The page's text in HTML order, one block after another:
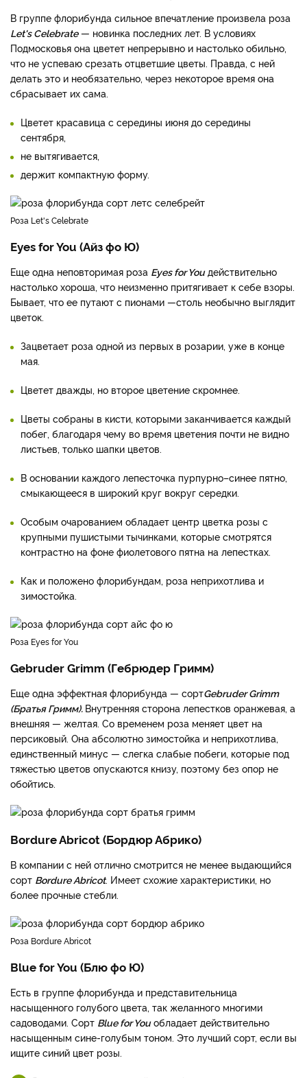
В группе флорибунда сильное впечатление произвела роза
Let's Celebrate— новинка последних лет. В условиях
Подмосковья она цветет непрерывно и настолько обильно,
что не успеваю срезать отцветшие цветы. Правда, с ней
делать это и необязательно, через некоторое время она
сбрасывает их сама.
Цветет красавица с середины июня до середины
сентября,
не вытягивается,
держит компактную форму.
Роза Let's Celebrate
Eyes for You (Айз фо Ю)
Еще одна неповторимая роза Eyes for Youдействительно
настолько хороша, что неизменно притягивает к себе взоры.
Бывает, что ее путают с пионами —столь необычно выглядит
цветок.
Зацветает роза одной из первых в розарии, уже в конце
мая.
Цветет дважды, но второе цветение скромнее.
Цветы собраны в кисти, которыми заканчивается каждый
побег, благодаря чему во время цветения почти не видно
листьев, только шапки цветов.
В основании каждого лепесточка пурпурно–синее пятно,
смыкающееся в широкий круг вокруг середки.
Особым очарованием обладает центр цветка розы с
крупными пушистыми тычинками, которые смотрятся
контрастно на фоне фиолетового пятна на лепестках.
Как и положено флорибундам, роза неприхотлива и
зимостойка.
Роза Eyes for You
Gebruder Grimm (Гебрюдер Гримм)
Еще одна эффектная флорибунда — сортGebruder Grimm
(Братья Гримм). Внутренняя сторона лепестков оранжевая, а
внешняя — желтая. Со временем роза меняет цвет на
персиковый. Она абсолютно зимостойка и неприхотлива,
единственный минус — слегка слабые побеги, которые под
тяжестью цветов опускаются книзу, поэтому без опор не
обойтись.
Bordure Abricot (Бордюр Абрико)
В компании с ней отлично смотрится не менее выдающийся
сорт Bordure Abricot. Имеет схожие характеристики, но
более прочные стебли.
Роза Bordure Abricot
Blue for You (Блю фо Ю)
Есть в группе флорибунда и представительница
насыщенного голубого цвета, так желанного многими
садоводами. Сорт Blue for Youобладает действительно
насыщенным сине-голубым тоном. Это лучший сорт, если вы
ищите синий цвет розы.